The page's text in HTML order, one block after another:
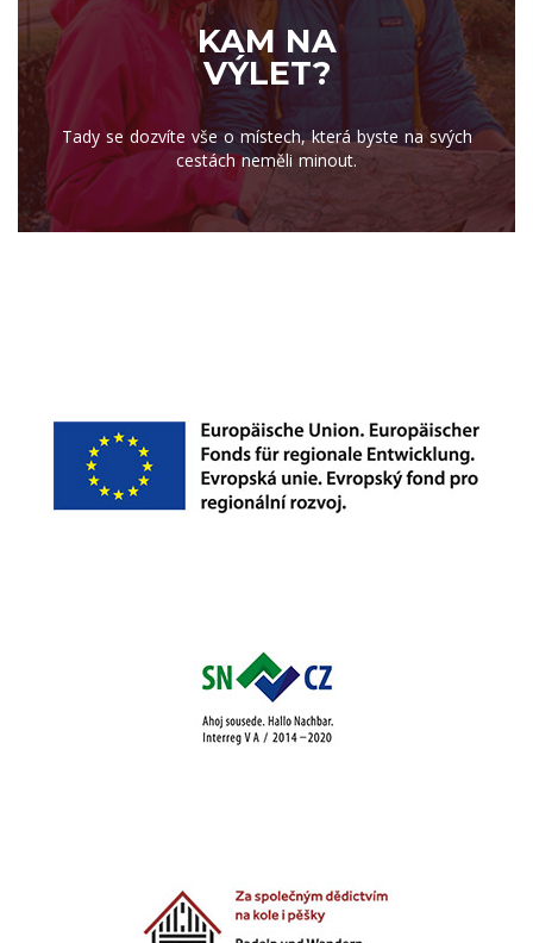
KAM NA
VÝLET?
Tady se dozvíte vše o místech, která byste na svých
cestách neměli minout.